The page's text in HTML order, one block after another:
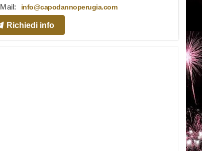
Mail: info@capodannoperugia.com
Richiedi info